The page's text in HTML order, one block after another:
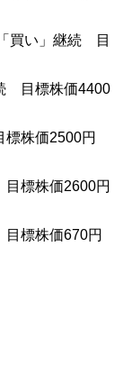
買い」継続 目
目標株価4400
株価2500円
標株価2600円
標株価670円